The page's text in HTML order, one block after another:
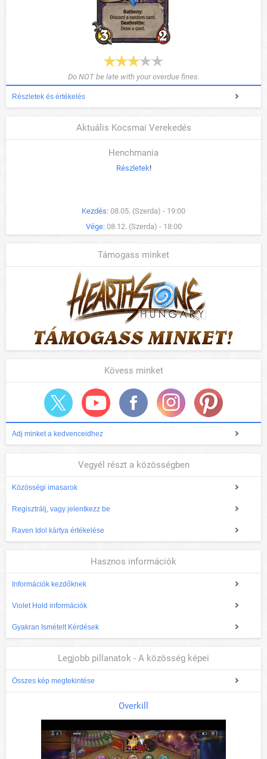
Do NOT be late with your overdue fines.
Részletek és értékelés
Aktuális Kocsmai Verekedés
Henchmania
Részletek!
Kezdés: 08.05. (Szerda) - 19:00
Vége: 08.12. (Szerda) - 18:00
Támogass minket
Kövess minket
Adj minket a kedvenceidhez
Vegyél részt a közösségben
Közösségi imasarok
Regisztrálj, vagy jelentkezz be
Raven Idol kártya értékelése
Hasznos információk
Információk kezdőknek
Violet Hold információk
Gyakran Ismételt Kérdések
Legjobb pillanatok - A közösség képei
Összes kép megtekintése
Overkill